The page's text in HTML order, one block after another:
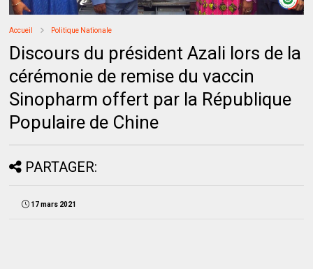
Accueil Politique Nationale
Discours du président Azali lors de la
cérémonie de remise du vaccin
Sinopharm offert par la République
Populaire de Chine
PARTAGER:
17 mars 2021